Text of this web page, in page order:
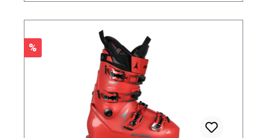
Rabatt
%